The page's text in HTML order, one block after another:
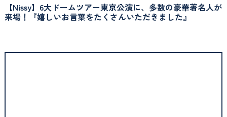
【Nissy】6大ドームツアー東京公演に、多数の豪華著名人が
来場！『嬉しいお言葉をたくさんいただきました』